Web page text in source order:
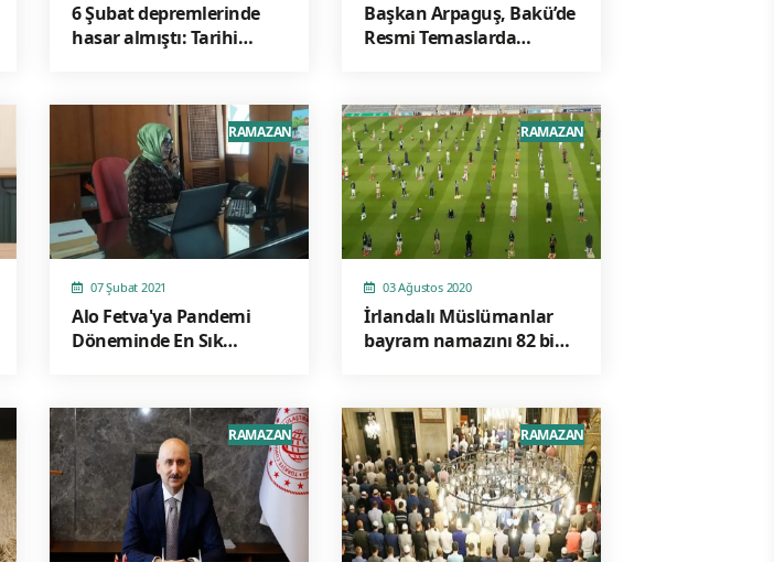
6 Şubat depremlerinde
hasar almıştı: Tarihi
Başkan Arpaguş, Bakü’de
Resmi Temaslarda
07 Şubat 2021
Alo Fetva'ya Pandemi
Döneminde En Sık
RAMAZAN
03 Ağustos 2020
İrlandalı Müslümanlar
bayram namazını 82 bin
RAMAZAN
RAMAZAN RAMAZAN